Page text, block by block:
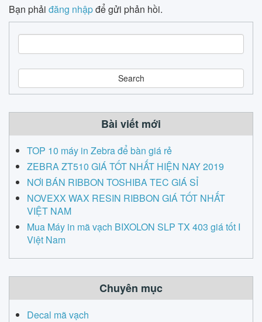
Bạn phải đăng nhậpđể gửi phản hồi.
e
a
r
c
Bài viết mới
TOP 10 máy in Zebra để bàn giá rẻ
ZEBRA ZT510 GIÁ TỐT NHẤT HIỆN NAY 2019
NƠI BÁN RIBBON TOSHIBA TEC GIÁ SỈ
NOVEXX WAX RESIN RIBBON GIÁ TỐT NHẤT
VIỆT NAM
Mua Máy in mã vạch BIXOLON SLP TX 403 giá tốt I
Việt Nam
Chuyên mục
Decal mã vạch